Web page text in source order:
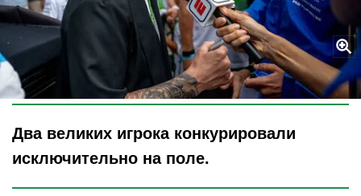
Legion-Media
Два великих игрока конкурировали
исключительно на поле.